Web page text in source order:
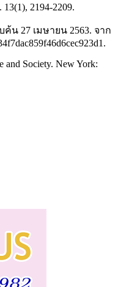
13(1), 2194-2209.
ค้น 27 เมษายน 2563. จาก
and Society. New York: